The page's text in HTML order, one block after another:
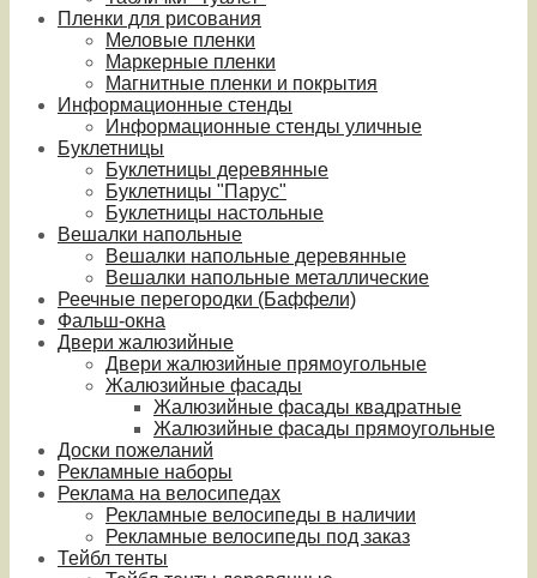
Пленки для рисования
Меловые пленки
Маркерные пленки
Магнитные пленки и покрытия
Информационные стенды
Информационные стенды уличные
Буклетницы
Буклетницы деревянные
Буклетницы "Парус"
Буклетницы настольные
Вешалки напольные
Вешалки напольные деревянные
Вешалки напольные металлические
Реечные перегородки (Баффели)
Фальш-окна
Двери жалюзийные
Двери жалюзийные прямоугольные
Жалюзийные фасады
Жалюзийные фасады квадратные
Жалюзийные фасады прямоугольные
Доски пожеланий
Рекламные наборы
Реклама на велосипедах
Рекламные велосипеды в наличии
Рекламные велосипеды под заказ
Тейбл тенты